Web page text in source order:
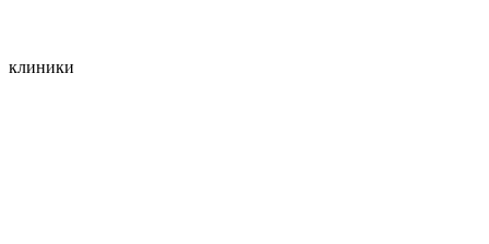
клиники